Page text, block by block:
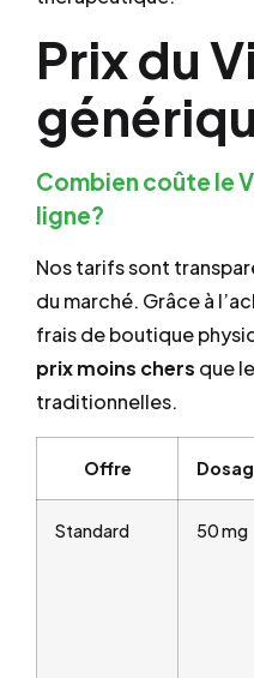
Prix du
Combien coûte le
ligne?
Nos tarifs sont
du marché. Grâce à
frais de boutique
prixmoins chers que
traditionnelles.
Offre
Standard 50 mg